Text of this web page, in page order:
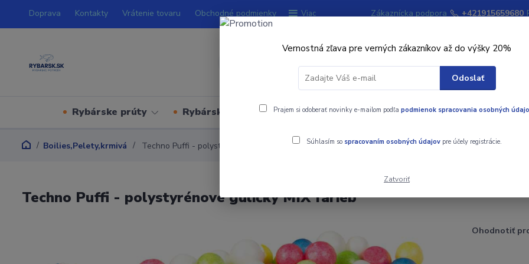
Doprava Kontakty Vrátenie tovaru Obchodné podmienky Viac Zákaznícka podpora +421915659680
Rybárske prúty Rybárske navijáky Signalizátory záberu Kempingový
Boilies,Pelety,krmivá Techno Puffi - polystyrénové guličky MIX farieb
Techno Puffi - polystyrénové guličky MIX farieb
Ohodnotiť
Vernostná zľava pre verných zákazníkov až do výšky 20%
Odoslať
Prajem si odoberať novinky e-mailom podľa podmienok spracovania osobných
Súhlasím so spracovaním osobných údajovpre účely registrácie.
Zatvoriť